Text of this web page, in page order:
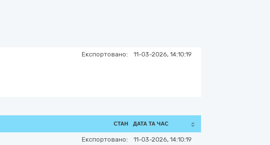
Експортовано: 11-03-2026, 14:10:19
СТАН ДАТА ТА ЧАС
Експортовано: 11-03-2026, 14:10:19